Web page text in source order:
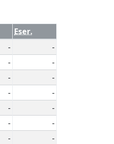
Eser.
-
-
-
-
-
-
-
-
-
-
-
-
-
-